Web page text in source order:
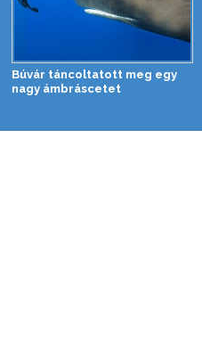
Búvár táncoltatott meg egy
nagy ámbráscetet